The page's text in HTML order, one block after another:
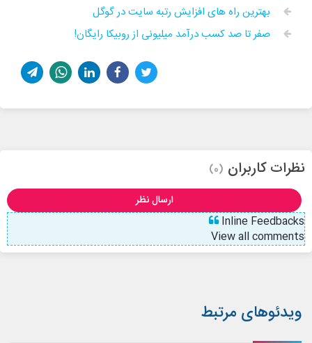
بهترین راه های افزایش رتبه سایت در گوگل
صفر تا صد کسب درآمد میلیونی از روبیکا رایگان!
نظرات کاربران (0)
ارسال نظر
Inline Feedbacks
View all comments
ویدئوهای مرتبط